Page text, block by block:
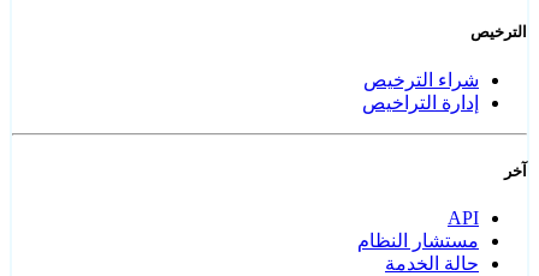
الترخيص
شراء الترخيص
إدارة التراخيص
آخر
API
مستشار النظام
حالة الخدمة